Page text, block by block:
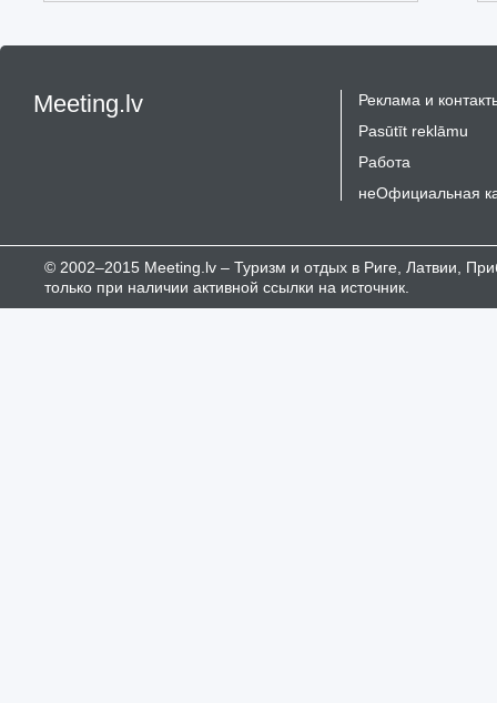
Meeting.lv
Реклама и
Pasūtīt reklāmu
Работа
неОфициальная
© 2002–2015 Meeting.lv – Туризм и отдых в Риге, Латвии,
только при наличии активной ссылки на источник.